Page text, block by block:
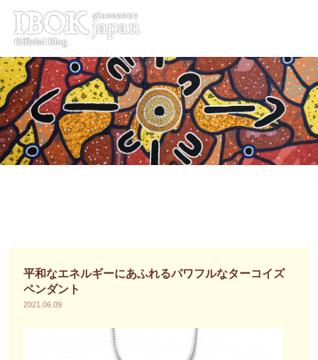
ツ
へ
ス
キ
ッ
プ
平和なエネルギーにあふれるパワフルなターコイズ
ペンダント
2021.06.09